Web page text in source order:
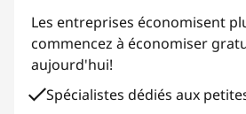
Les entreprises économisent
commencez à économiser
aujourd'hui!
Spécialistes dédiés aux